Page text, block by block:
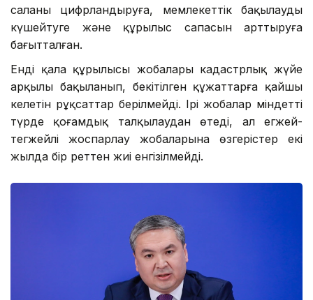
саланы цифрландыруға, мемлекеттік бақылауды
күшейтуге және құрылыс сапасын арттыруға
бағытталған.
Енді қала құрылысы жобалары кадастрлық жүйе
арқылы бақыланып, бекітілген құжаттарға қайшы
келетін рұқсаттар берілмейді. Ірі жобалар міндетті
түрде қоғамдық талқылаудан өтеді, ал егжей-
тегжейлі жоспарлау жобаларына өзгерістер екі
жылда бір реттен жиі енгізілмейді.